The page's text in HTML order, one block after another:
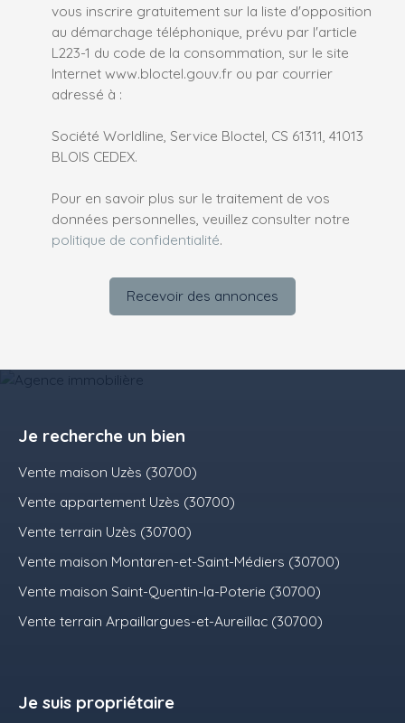
vous inscrire gratuitement sur la liste d'opposition
au démarchage téléphonique, prévu par l'article
L223-1 du code de la consommation, sur le site
Internet www.bloctel.gouv.fr ou par courrier
adressé à :
Société Worldline, Service Bloctel, CS 61311, 41013
BLOIS CEDEX.
Pour en savoir plus sur le traitement de vos
données personnelles, veuillez consulter notre
politique de confidentialité.
Recevoir des annonces
Je recherche un bien
Vente maison Uzès (30700)
Vente appartement Uzès (30700)
Vente terrain Uzès (30700)
Vente maison Montaren-et-Saint-Médiers (30700)
Vente maison Saint-Quentin-la-Poterie (30700)
Vente terrain Arpaillargues-et-Aureillac (30700)
Je suis propriétaire